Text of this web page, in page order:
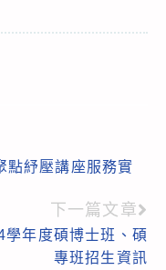
點紓壓講座服務實
下一篇文章
學年度碩博士班、碩
專班招生資訊